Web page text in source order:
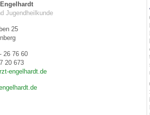
Jugendheilkunde
25
26 76 60
20 673
engelhardt.de